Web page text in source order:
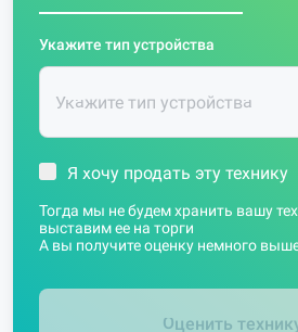
Укажите тип устройства
Я хочу продать эту технику
Тогда мы не будем хранить вашу
выставим ее на торги
А вы получите оценку немного
Оценить